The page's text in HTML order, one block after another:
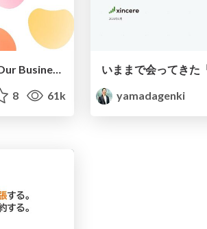
家族アルバム みてね 事業紹介 / Our Business
8 61k
yamadagenki